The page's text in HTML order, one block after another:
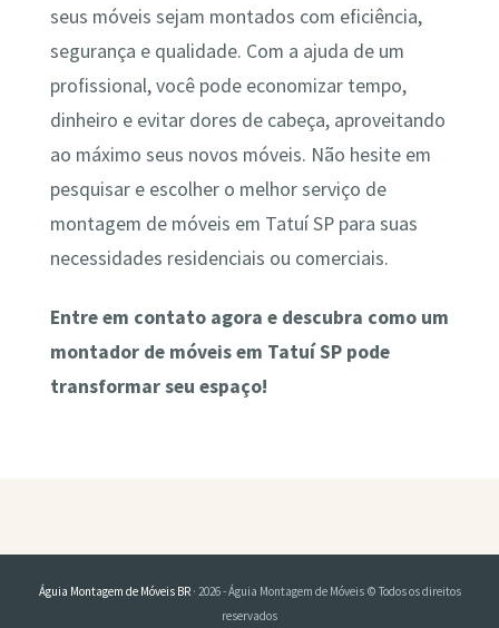
seus móveis sejam montados com eficiência,
segurança e qualidade. Com a ajuda de um
profissional, você pode economizar tempo,
dinheiro e evitar dores de cabeça, aproveitando
ao máximo seus novos móveis. Não hesite em
pesquisar e escolher o melhor serviço de
montagem de móveis em Tatuí SP para suas
necessidades residenciais ou comerciais.
Entre em contato agora e descubra como um
montador de móveis em Tatuí SP pode
transformar seu espaço!
Águia Montagem de Móveis BR· 2026 - Águia Montagem de Móveis © Todos os direitos
reservados